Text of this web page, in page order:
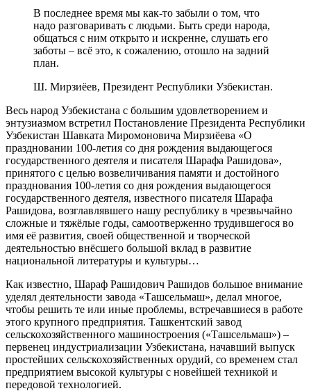
В последнее время мы как-то забыли о том, что
надо разговаривать с людьми. Быть среди народа,
общаться с ним открыто и искренне, слушать его
заботы – всё это, к сожалению, отошло на задний
план.
Ш. Мирзиёев, Президент Республики Узбекистан.
Весь народ Узбекистана с большим удовлетворением и
энтузиазмом встретил Постановление Президента Республики
Узбекистан Шавката Миромоновича Мирзиёева «О
праздновании 100-летия со дня рождения выдающегося
государственного деятеля и писателя Шарафа Рашидова»,
принятого с целью возвеличивания памяти и достойного
празднования 100-летия со дня рождения выдающегося
государственного деятеля, известного писателя Шарафа
Рашидова, возглавлявшего нашу республику в чрезвычайно
сложные и тяжёлые годы, самоотверженно трудившегося во
имя её развития, своей общественной и творческой
деятельностью внёсшего большой вклад в развитие
национальной литературы и культуры…
Как известно, Шараф Рашидович Рашидов большое внимание
уделял деятельности завода «Ташсельмаш», делал многое,
чтобы решить те или иные проблемы, встречавшиеся в работе
этого крупного предприятия. Ташкентский завод
сельскохозяйственного машиностроения («Ташсельмаш») –
первенец индустриализации Узбекистана, начавший выпуск
простейших сельскохозяйственных орудий, со временем стал
предприятием высокой культуры с новейшей техникой и
передовой технологией.